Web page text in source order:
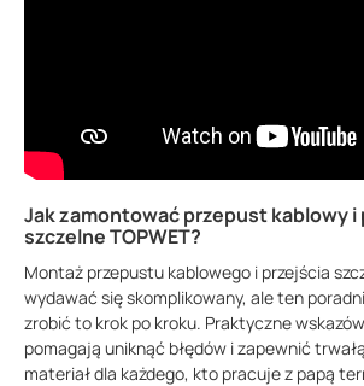
Jak zamontować przepust kablowy i
szczelne TOPWET?
Montaż przepustu kablowego i przejścia
wydawać się skomplikowany, ale ten
zrobić to krok po kroku. Praktyczne
pomagają uniknąć błędów i zapewnić
materiał dla każdego, kto pracuje z papą